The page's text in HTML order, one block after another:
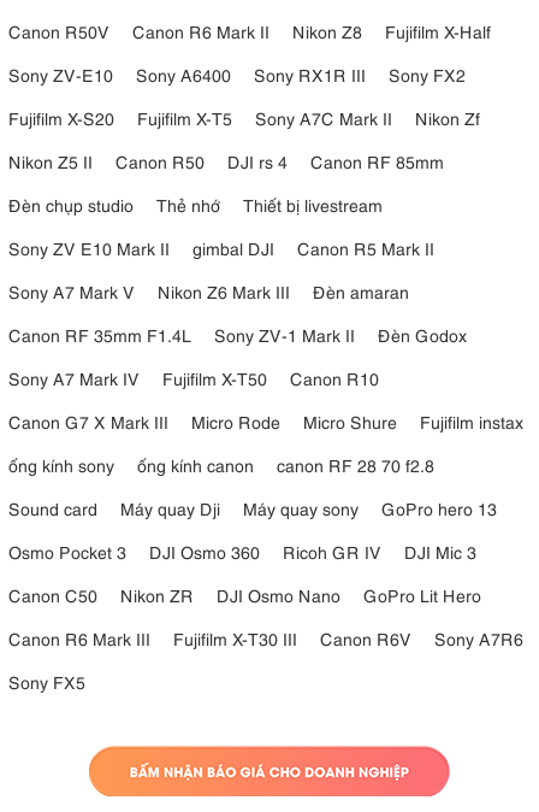
Canon R50V
Canon R6 Mark II Nikon Z8
Fujifilm X-Half
Sony ZV-E10
Sony A6400 Sony RX1R III
Sony FX2
Fujifilm X-S20
Fujifilm X-T5 Sony A7C Mark II
Nikon Zf
Nikon Z5 II
Canon R50 DJI rs 4
Canon RF 85mm
Đèn chụp studio
Thẻ nhớ
Thiết bị livestream
Sony ZV E10 Mark II
gimbal DJI
Canon R5 Mark II
Sony A7 Mark V
Nikon Z6 Mark III
Đèn amaran
Canon RF 35mm F1.4L
Sony ZV-1 Mark II
Đèn Godox
Sony A7 Mark IV
Fujifilm X-T50
Canon R10
Canon G7 X Mark III
Micro Rode Micro Shure
Fujifilm instax
ống kính sony
ống kính canon
canon RF 28 70 f2.8
Sound card
Máy quay Dji Máy quay sony
GoPro hero 13
Osmo Pocket 3
DJI Osmo 360 Ricoh GR IV
DJI Mic 3
Canon C50
Nikon ZR DJI Osmo Nano
GoPro Lit Hero
Canon R6 Mark III
Fujifilm X-T30 III Canon R6V
Sony A7R6
Sony FX5